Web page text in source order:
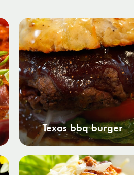
Texas bbq burger